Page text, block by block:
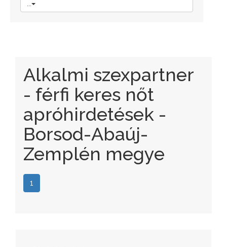
Alkalmi szexpartner
- férfi keres nőt
apróhirdetések -
Borsod-Abaúj-
Zemplén megye
1